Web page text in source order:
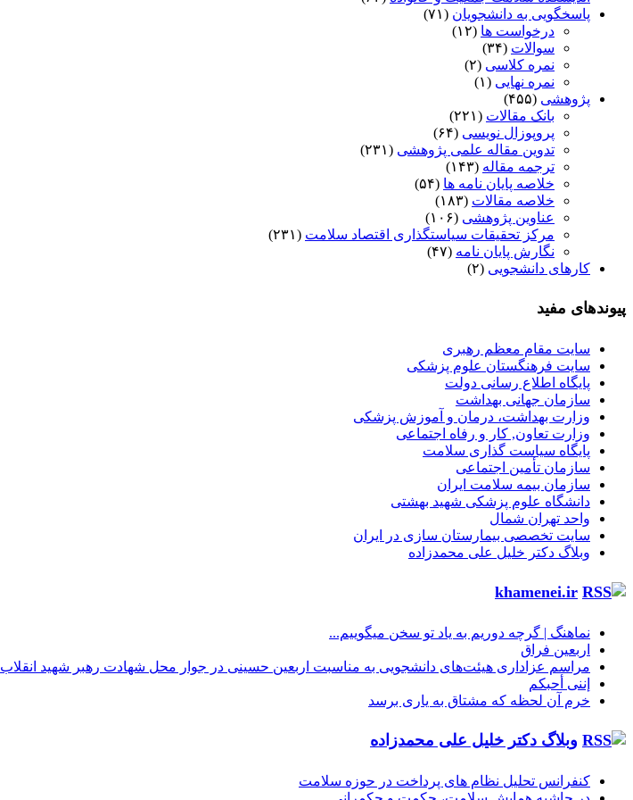
پاسخگویی به دانشجویان (۷۱)
درخواست ها (۱۲)
سوالات (۳۴)
نمره کلاسی (۲)
نمره نهایی (۱)
پژوهشی (۴۵۵)
بانک مقالات (۲۲۱)
پروپوزال نویسی (۶۴)
تدوین مقاله علمی پژوهشی (۲۳۱)
ترجمه مقاله (۱۴۳)
خلاصه پایان نامه ها (۵۴)
خلاصه مقالات (۱۸۳)
عناوین پژوهشی (۱۰۶)
مرکز تحقیقات سیاستگذاری اقتصاد سلامت (۲۳۱)
نگارش پایان نامه (۴۷)
کارهای دانشجویی (۲)
پیوندهای مفید
سایت مقام معظم رهبری
سایت فرهنگستان علوم پزشکی
پایگاه اطلاع رسانی دولت
سازمان جهانی بهداشت
وزارت بهداشت، درمان و آموزش پزشکی
وزارت تعاون, کار و رفاه اجتماعی
پایگاه سیاست گذاری سلامت
سازمان تأمین اجتماعی
سازمان بیمه سلامت ایران
دانشگاه علوم پزشکی شهید بهشتی
واحد تهران شمال
سایت تخصصی بیمارستان سازی در ایران
وبلاگ دکتر خلیل علی محمدزاده
khamenei.ir
نماهنگ |‌ گرچه دوریم به یاد تو سخن میگوییم...
اربعین فراق
مراسم عزاداری هیئت‌های دانشجویی به مناسبت اربعین حسینی در جوار محل شهادت رهبر شهید انقلاب
إننی أحبکم
خرم آن لحظه که مشتاق به یاری برسد
وبلاگ دکتر خلیل علی محمدزاده
کنفرانس تحلیل نظام های پرداخت در حوزه سلامت